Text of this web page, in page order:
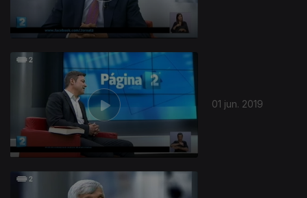
01 jun. 2019